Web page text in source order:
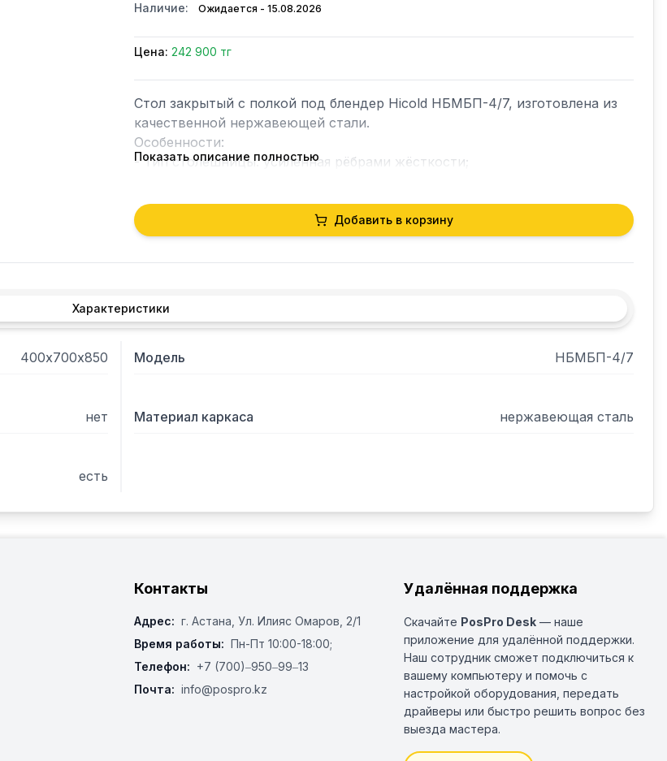
Наличие:
Ожидается - 15.08.2026
Цена: 242 900 тг
Стол закрытый с полкой под блендер Hicold НБМБП-4/7, изготовлена из
качественной нержавеющей стали.
Особенности:
- Тип столешницы: усиленная рёбрами жёсткости;
- Изделие поставляется в сборе;
Показать описание полностью
Добавить в корзину
Характеристики
400х700х850 Модель НБМБП-4/7
нет Материал каркаса нержавеющая сталь
есть
Контакты
Адрес: г. Астана, ​Ул. Илияс Омаров, 2/1
Время работы: Пн-Пт 10:00-18:00;
Телефон: +7 (700)‒950‒99‒13
Почта: info@pospro.kz
Удалённая поддержка
Скачайте PosPro Desk — наше
приложение для удалённой поддержки.
Наш сотрудник сможет подключиться к
вашему компьютеру и помочь с
настройкой оборудования, передать
драйверы или быстро решить вопрос без
выезда мастера.